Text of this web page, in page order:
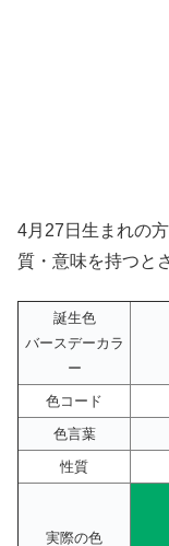
4月27日生まれの
質・意味を持つと
誕生色
バースデーカラ
ー
色コード
色言葉
性質
実際の色